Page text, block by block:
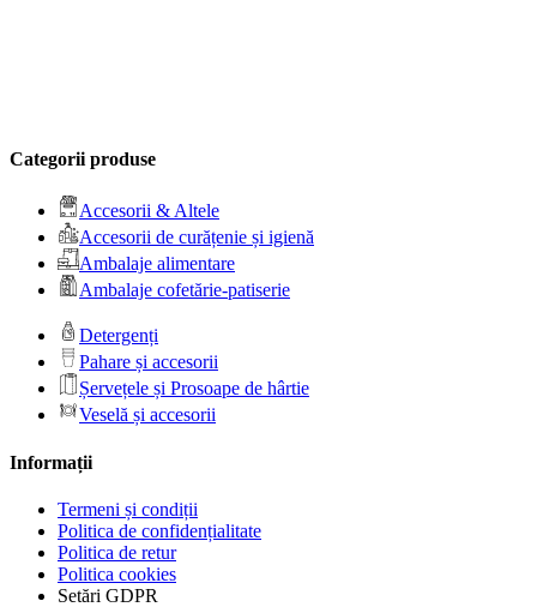
Categorii produse
Accesorii & Altele
Accesorii de curățenie și igienă
Ambalaje alimentare
Ambalaje cofetărie-patiserie
Detergenți
Pahare și accesorii
Șervețele și Prosoape de hârtie
Veselă și accesorii
Informații
Termeni și condiții
Politica de confidențialitate
Politica de retur
Politica cookies
Setări GDPR